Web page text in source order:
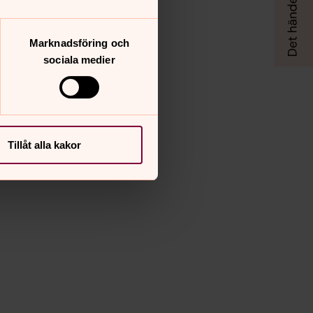
Marknadsföring och
sociala medier
Tillåt alla kakor